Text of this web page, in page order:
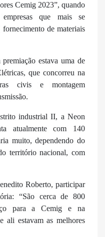
Cemig 2023”, quando
que mais se
de materiais
estava uma de
que concorreu na
civis e montagem
industrial II, a Neon
atualmente com 140
muito, dependendo do
território nacional, com
Roberto, participar
“São cerca de 800
para a Cemig e na
ali estavam as melhores